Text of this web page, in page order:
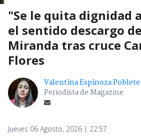
"Se le quita dignidad
el sentido descargo
Miranda tras cruce
Flores
Valentina Espinoza Poblete
Periodista de Magazine
Jueves 06 Agosto, 2026 | 22:57